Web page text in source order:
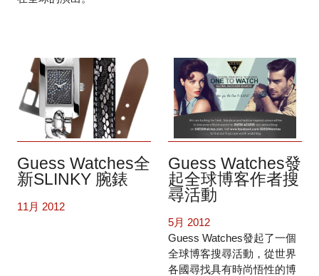
Guess Watches全
新SLINKY 腕錶
11月 2012
Guess Watches發
起全球博客作者搜
尋活動
5月 2012
Guess Watches發起了一個
全球博客搜尋活動，從世界
各國尋找具有時尚悟性的博